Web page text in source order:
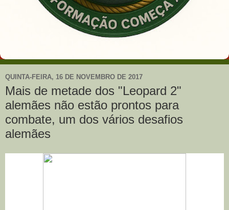
QUINTA-FEIRA, 16 DE NOVEMBRO DE 2017
Mais de metade dos "Leopard 2"
alemães não estão prontos para
combate, um dos vários desafios
alemães